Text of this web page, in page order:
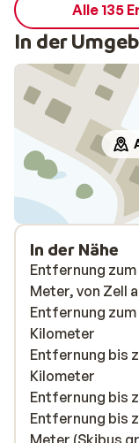
Alle 135
In der
In der Nähe
Entfernung
Meter, von Zell
Entfernung
Kilometer
Entfernung bis
Kilometer
Entfernung bis
Entfernung bis
Meter (Skibus